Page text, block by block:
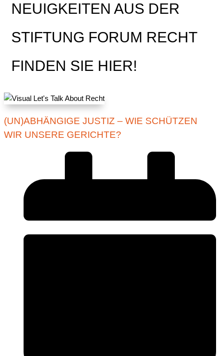
NEUIGKEITEN AUS DER
STIFTUNG FORUM RECHT
FINDEN SIE HIER!
(UN)ABHÄNGIGE JUSTIZ – WIE SCHÜTZEN
WIR UNSERE GERICHTE?